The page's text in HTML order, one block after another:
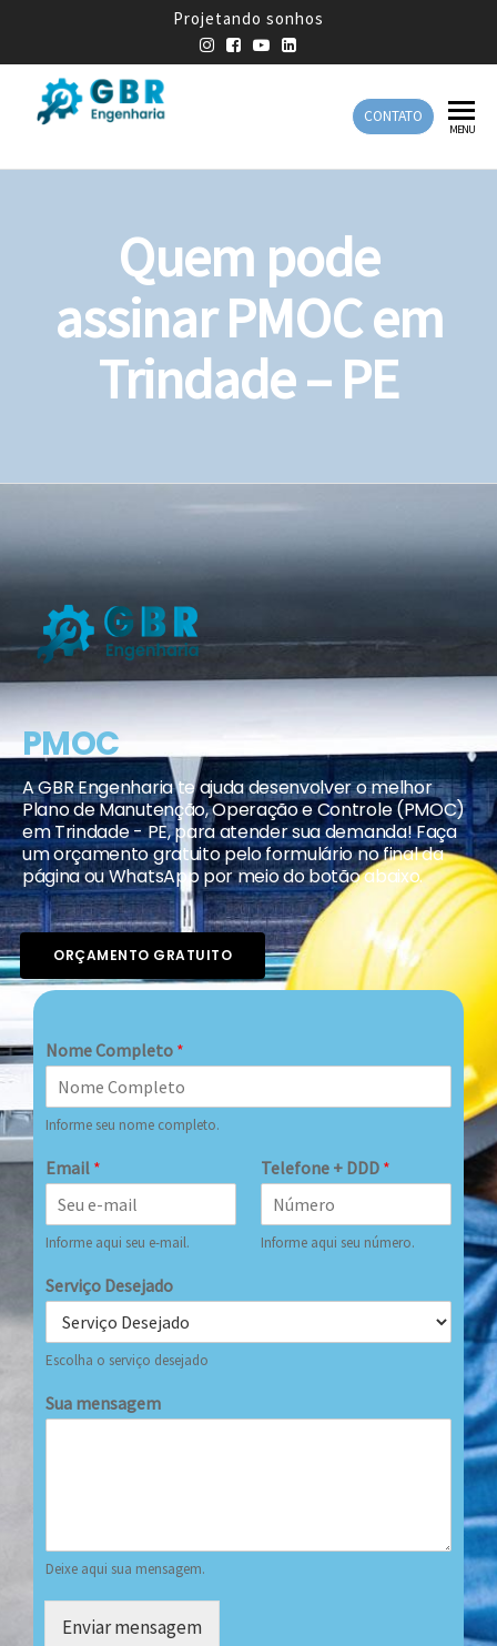
Projetando sonhos
Engenharia
Engenharia
CONTATO
MENU
Quem pode
assinar PMOC em
Trindade – PE
PMOC
A GBR Engenharia te ajuda desenvolver o melhor
Plano de Manutenção, Operação e Controle (PMOC)
em Trindade - PE, para atender sua demanda! Faça
um orçamento gratuito pelo formulário no final da
página ou WhatsApp por meio do botão abaixo.
ORÇAMENTO GRATUITO
Nome Completo *
Informe seu nome completo.
Email *
Informe aqui seu e-mail.
Telefone + DDD *
Informe aqui seu número.
Serviço Desejado
Escolha o serviço desejado
Sua mensagem
Deixe aqui sua mensagem.
Enviar mensagem